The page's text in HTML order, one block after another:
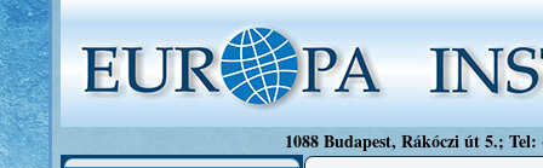
1088 Budapest, Rákóczi út 5.;